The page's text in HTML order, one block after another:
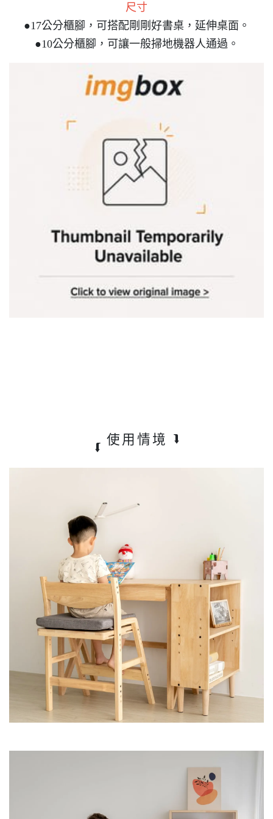
尺寸
●17公分櫃腳，可搭配剛剛好書桌，延伸桌面。
●10公分櫃腳，可讓一般掃地機器人通過。
⮮
使用情境 ⮯